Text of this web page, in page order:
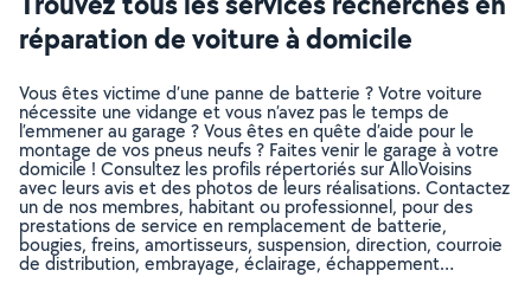
réparation de voiture à domicile
Vous êtes victime d’une panne de batterie ? Votre voiture
nécessite une vidange et vous n’avez pas le temps de
l’emmener au garage ? Vous êtes en quête d’aide pour le
montage de vos pneus neufs ? Faites venir le garage à votre
domicile ! Consultez les profils répertoriés sur AlloVoisins
avec leurs avis et des photos de leurs réalisations. Contactez
un de nos membres, habitant ou professionnel, pour des
prestations de service en remplacement de batterie,
bougies, freins, amortisseurs, suspension, direction, courroie
de distribution, embrayage, éclairage, échappement…